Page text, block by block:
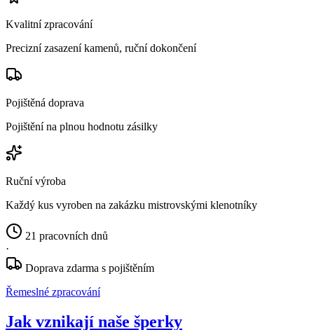
Kvalitní zpracování
Precizní zasazení kamenů, ruční dokončení
Pojištěná doprava
Pojištění na plnou hodnotu zásilky
Ruční výroba
Každý kus vyroben na zakázku mistrovskými klenotníky
21 pracovních dnů
·
Doprava zdarma s pojištěním
Řemeslné zpracování
Jak vznikají naše šperky